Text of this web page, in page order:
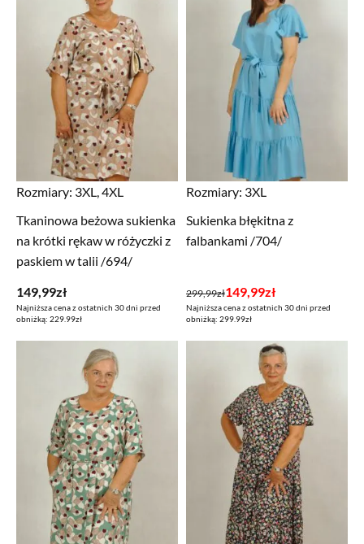
Rozmiary: 3XL, 4XL
Tkaninowa beżowa sukienka
na krótki rękaw w różyczki z
paskiem w talii /694/
149,99zł
Najniższa cena z ostatnich 30 dni przed
obniżką: 229.99zł
Rozmiary: 3XL
Sukienka błękitna z
falbankami /704/
299,99zł
Pierwotna
cena
149,99zł
Aktualna
cena
Najniższa cena z ostatnich 30 dni przed
obniżką: 299.99zł